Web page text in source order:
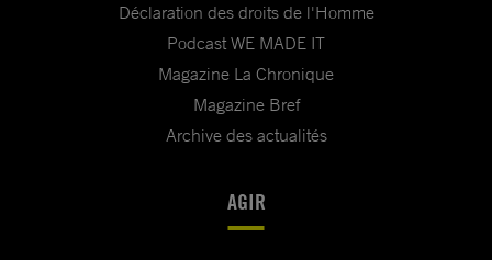
Déclaration des droits de l'Homme
Podcast WE MADE IT
Magazine La Chronique
Magazine Bref
Archive des actualités
AGIR